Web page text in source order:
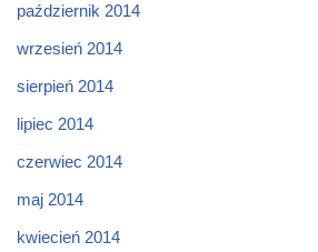
październik 2014
wrzesień 2014
sierpień 2014
lipiec 2014
czerwiec 2014
maj 2014
kwiecień 2014